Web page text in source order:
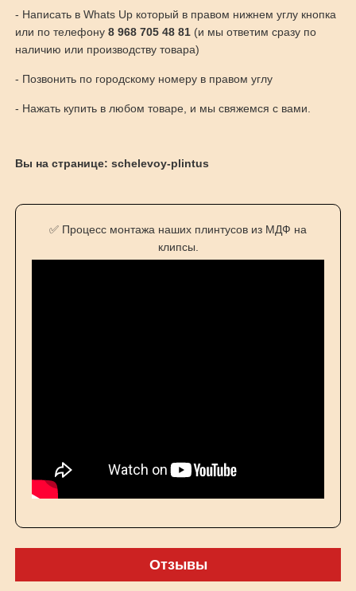
- Написать в Whats Up который в правом нижнем углу кнопка
или по телефону 8 968 705 48 81(и мы ответим сразу по
наличию или производству товара)
- Позвонить по городскому номеру в правом углу
- Нажать купить в любом товаре, и мы свяжемся с вами.
Вы на странице: schelevoy-plintus
✅ Процесс монтажа наших плинтусов из МДФ на
клипсы.
Отзывы